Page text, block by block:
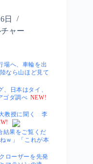
日
ャー
場へ、車輪を出
なら山ほど見て
日本はタイ、
ゴダ調べ NEW!
教授に聞く 李
結果をご覧くだ
ｗ」「これが本
ローザーを先発